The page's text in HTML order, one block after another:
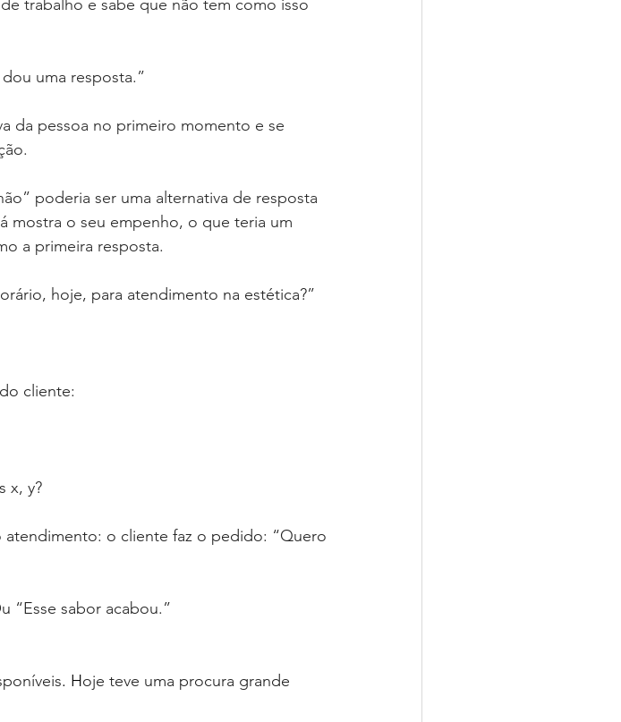
trabalho e sabe que não tem como isso
uma resposta.”
da pessoa no primeiro momento e se
poderia ser uma alternativa de resposta
mostra o seu empenho, o que teria um
a primeira resposta.
hoje, para atendimento na estética?”
cliente:
x, y?
o cliente faz o pedido: “Quero
“Esse sabor acabou.”
. Hoje teve uma procura grande